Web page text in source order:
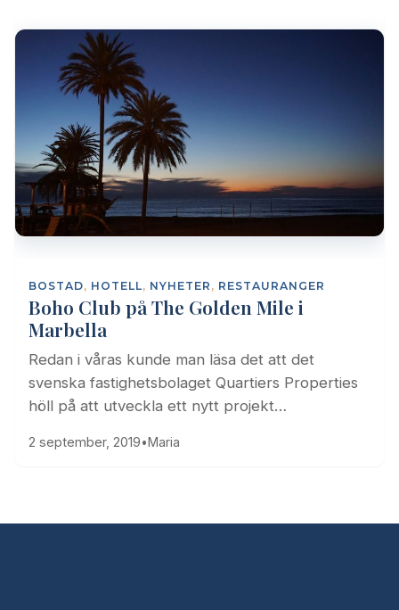
BOSTAD, HOTELL, NYHETER , RESTAURANGER
Boho Club på The Golden Mile i
Marbella
Redan i våras kunde man läsa det att det
svenska fastighetsbolaget Quartiers Properties
höll på att utveckla ett nytt projekt…
2 september, 2019•Maria